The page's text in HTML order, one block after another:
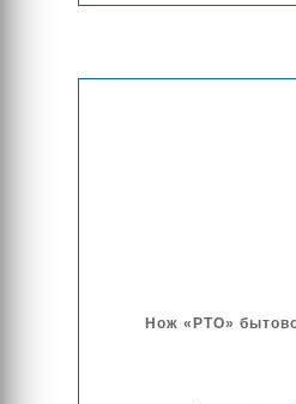
Нож «РТО»